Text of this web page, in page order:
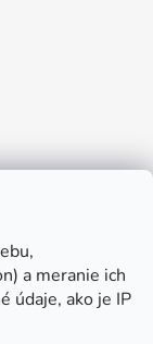
a meranie ich
údaje, ako je IP